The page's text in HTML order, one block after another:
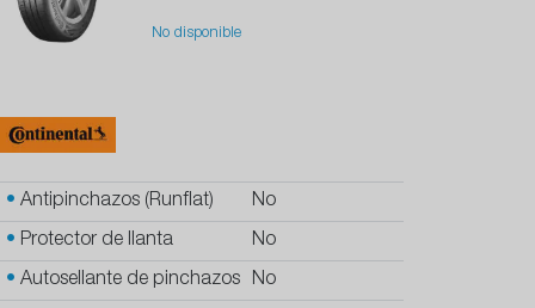
No disponible
• Antipinchazos (Runflat) No
• Protector de llanta No
• Autosellante de pinchazos No